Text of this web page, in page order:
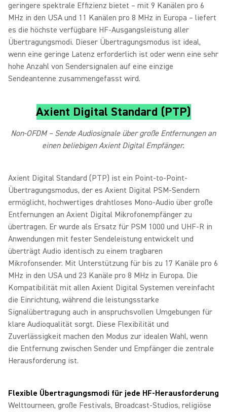
geringere spektrale Effizienz bietet – mit 9 Kanälen pro 6
MHz in den USA und 11 Kanälen pro 8 MHz in Europa – liefert
es die höchste verfügbare HF-Ausgangsleistung aller
Übertragungsmodi. Dieser Übertragungsmodus ist ideal,
wenn eine geringe Latenz erforderlich ist oder wenn eine sehr
hohe Anzahl von Sendersignalen auf eine einzige
Sendeantenne zusammengefasst wird.
Axient Digital Standard (PTP)
Non-OFDM – Sende Audiosignale über große Entfernungen an
einen beliebigen Axient Digital Empfänger.
Axient Digital Standard (PTP) ist ein Point-to-Point-
Übertragungsmodus, der es Axient Digital PSM-Sendern
ermöglicht, hochwertiges drahtloses Mono-Audio über große
Entfernungen an Axient Digital Mikrofonempfänger zu
übertragen. Er wurde als Ersatz für PSM 1000 und UHF-R in
Anwendungen mit fester Sendeleistung entwickelt und
überträgt Audio identisch zu einem tragbaren
Mikrofonsender. Mit Unterstützung für bis zu 17 Kanäle pro 6
MHz in den USA und 23 Kanäle pro 8 MHz in Europa. Die
Kompatibilität mit allen Axient Digital Systemen vereinfacht
die Einrichtung, während die leistungsstarke
Signalübertragung auch in anspruchsvollen Umgebungen für
klare Audioqualität sorgt. Diese Flexibilität und
Zuverlässigkeit machen den Modus zur idealen Wahl, wenn
die Entfernung zwischen Sender und Empfänger die zentrale
Herausforderung ist.
Flexible Übertragungsmodi für jede HF-Herausforderung
Welttourneen, große Festivals, Broadcast-Studios, religiöse